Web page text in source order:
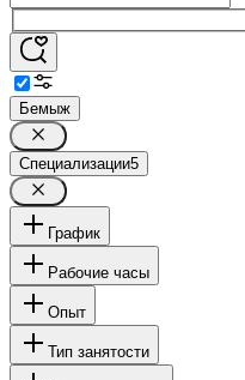
Бемыж
Специализации5
График
Рабочие часы
Опыт
Тип занятости